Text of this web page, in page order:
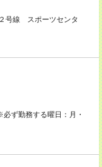
線 スポーツセンタ
ず勤務する曜日：月・